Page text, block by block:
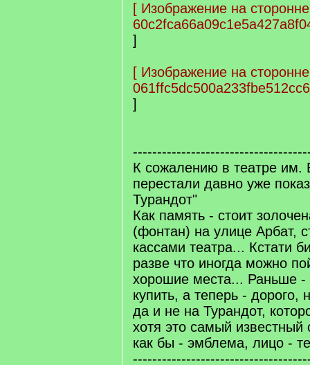
[ Изображение на
]
[ Изображение на
]
К сожалению в театре им.
перестали давно уже
Турандот"
Как память - стоит
(фонтан) на улице Арбат,
кассами театра... Кстати
разве что иногда можно
хорошие места... Раньше -
купить, а теперь - дорого,
да и не на Турандот,
хотя это самый известный
как бы - эмблема, лицо -